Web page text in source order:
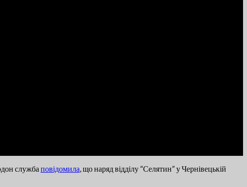
служба повідомила, що наряд відділу “Селятин” у Чернівецькій